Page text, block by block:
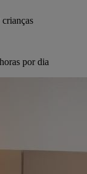
por dia